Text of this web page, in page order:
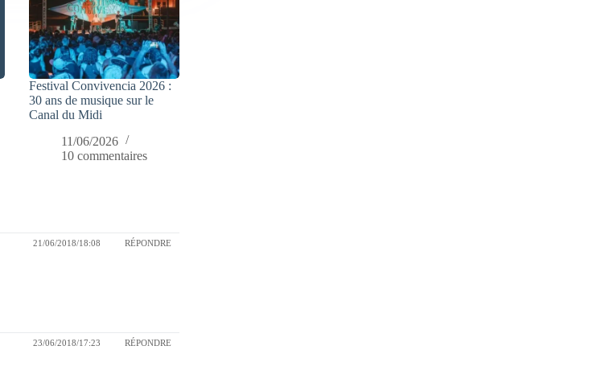
Festival Convivencia 2026 :
30 ans de musique sur le
Canal du Midi
11/06/2026
10 commentaires
21/06/2018/18:08 RÉPONDRE
23/06/2018/17:23 RÉPONDRE